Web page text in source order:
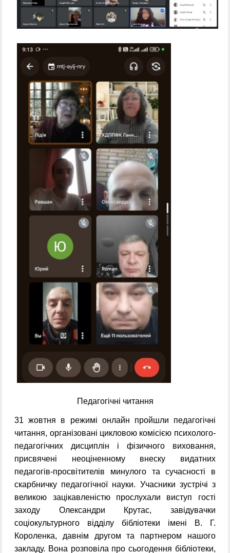
Педагогічні читання
31 жовтня в режимі онлайн пройшли педагогічні
читання, організовані цикловою комісією психолого-
педагогічних дисциплін і фізичного виховання,
присвячені неоціненному внеску видатних
педагогів-просвітителів минулого та сучасності в
скарбничку педагогічної науки. Учасники зустрічі з
великою зацікавленістю прослухали виступ гості
заходу Олександри Крутас, завідувачки
соціокультурного відділу бібліотеки імені В. Г.
Короленка, давнім другом та партнером нашого
закладу. Вона розповіла про сьогодення бібліотеки,